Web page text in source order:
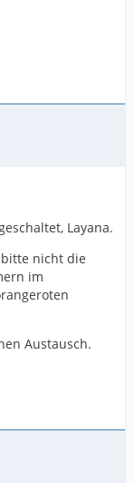
Layana.
nicht die
im
Austausch.